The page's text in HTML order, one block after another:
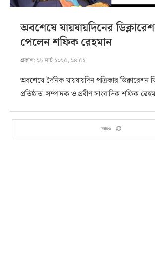
অবশেষে যায়যায়দিনের
পেলেন শফিক রেহমান
প্রকাশ: ১৮ মার্চ ২০২৫, ১৪:৫২
অবশেষে দৈনিক যায়যায়দিন পত্রিকার
প্রতিষ্ঠাতা সম্পাদক ও প্রবীণ সাংবাদিক শফিক
আরও